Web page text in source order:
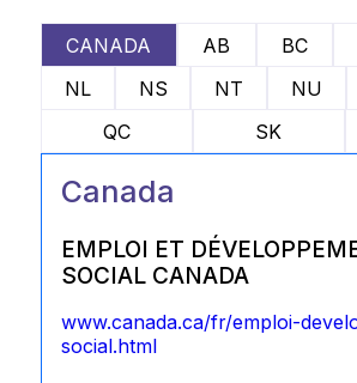
CANADA AB BC
NL
NS NT NU
QC
SK
Canada
EMPLOI ET
SOCIAL CANADA
www.canada.ca/fr/emploi-
social.html